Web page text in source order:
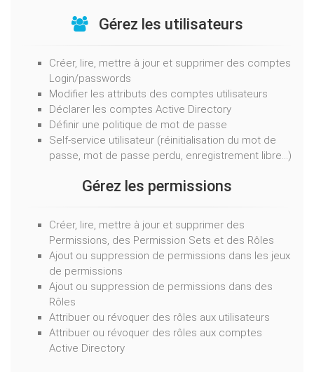
Gérez les utilisateurs
Créer, lire, mettre à jour et supprimer des comptes
Login/passwords
Modifier les attributs des comptes utilisateurs
Déclarer les comptes Active Directory
Définir une politique de mot de passe
Self-service utilisateur (réinitialisation du mot de
passe, mot de passe perdu, enregistrement libre...)
Gérez les permissions
Créer, lire, mettre à jour et supprimer des
Permissions, des Permission Sets et des Rôles
Ajout ou suppression de permissions dans les jeux
de permissions
Ajout ou suppression de permissions dans des
Rôles
Attribuer ou révoquer des rôles aux utilisateurs
Attribuer ou révoquer des rôles aux comptes
Active Directory